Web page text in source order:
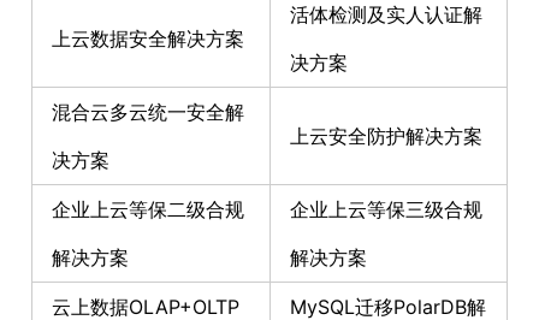
上云数据安全解决方案
活体检测及实人认证解
决方案
混合云多云统一安全解
决方案
上云安全防护解决方案
企业上云等保二级合规
解决方案
企业上云等保三级合规
解决方案
云上数据OLAP+OLTP
MySQL迁移PolarDB解